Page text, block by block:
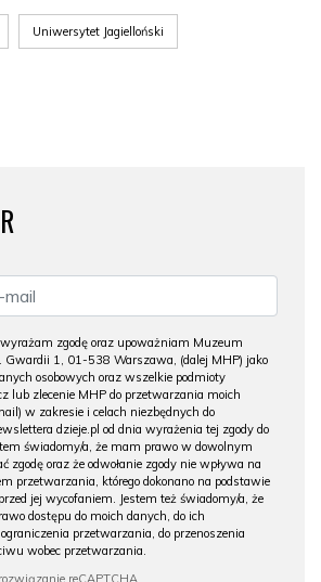
Uniwersytet Jagielloński
zgodę oraz upoważniam Muzeum
Gwardii 1, 01-538 Warszawa, (dalej MHP) jako
osobowych oraz wszelkie podmioty
lub zlecenie MHP do przetwarzania moich
w zakresie i celach niezbędnych do
dzieje.pl od dnia wyrażenia tej zgody do
świadomy/a, że mam prawo w dowolnym
zgodę oraz że odwołanie zgody nie wpływa na
przetwarzania, którego dokonano na podstawie
jej wycofaniem. Jestem też świadomy/a, że
dostępu do moich danych, do ich
przetwarzania, do przenoszenia
wobec przetwarzania.